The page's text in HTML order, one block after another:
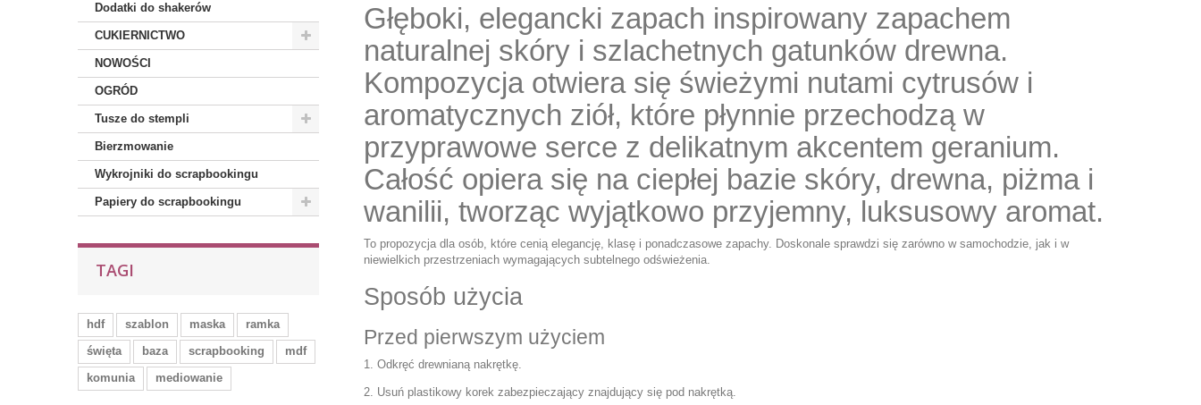
Dodatki do shakerów
CUKIERNICTWO
NOWOŚCI
OGRÓD
Tusze do stempli
Bierzmowanie
Wykrojniki do scrapbookingu
Papiery do scrapbookingu
TAGI
hdf szablon maska
ramka
święta
baza scrapbooking
mdf
komunia
mediowanie
Głęboki, elegancki zapach inspirowany zapachem
naturalnej skóry i szlachetnych gatunków drewna.
Kompozycja otwiera się świeżymi nutami cytrusów i
aromatycznych ziół, które płynnie przechodzą w
przyprawowe serce z delikatnym akcentem geranium.
Całość opiera się na ciepłej bazie skóry, drewna, piżma i
wanilii, tworząc wyjątkowo przyjemny, luksusowy aromat.
To propozycja dla osób, które cenią elegancję, klasę i ponadczasowe zapachy. Doskonale sprawdzi się zarówno w samochodzie, jak i w
niewielkich przestrzeniach wymagających subtelnego odświeżenia.
Sposób użycia
Przed pierwszym użyciem
Odkręć drewnianą nakrętkę.
Usuń plastikowy korek zabezpieczający znajdujący się pod nakrętką.